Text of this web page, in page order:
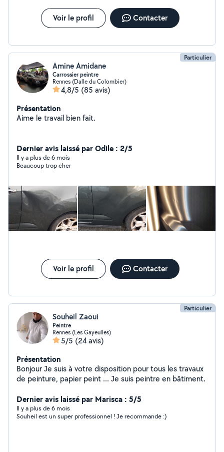
de qualité. Intervention sur rendez-vous. Envoyez-moi
des photos de votre véhicule en message privé pour
votre voiture à quelqu'un qui en prend soin comme si
c'était la sienne.
Voir le profil Contacter
Particulier
Amine Amidane
Carrossier peintre
Rennes (Dalle du Colombier)
4,8/5 (85 avis)
Présentation
Aime le travail bien fait.
Dernier avis laissé par Odile : 2/5
Il y a plus de 6 mois
Beaucoup trop cher
Voir le profil Contacter
Particulier
Souheil Zaoui
Peintre
Rennes (Les Gayeulles)
5/5 (24 avis)
Présentation
Bonjour Je suis à votre disposition pour tous les travaux
de peinture, papier peint ... Je suis peintre en bâtiment.
Dernier avis laissé par Marisca : 5/5
Il y a plus de 6 mois
Souheil est un super professionnel ! Je recommande :)